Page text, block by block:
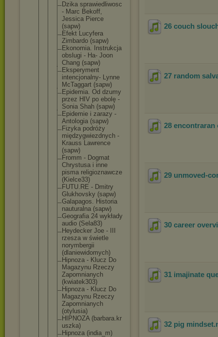
Dzika sprawiedliwosc
- Marc Bekoff,
Jessica Pierce
(sapw)
Efekt Lucyfera
Zimbardo (sapw)
Ekonomia. Instrukcja
obslugi - Ha- Joon
Chang (sapw)
Eksperyment
intencjonal ny- Lynne
McTaggart (sapw)
Epidemia. Od dzumy
przez HIV po ebolę -
Sonia Shah (sapw)
Epidemie i zarazy -
Antologia (sapw)
Fizyka podróży
międzygwiezdnych -
Krauss Lawrence
(sapw)
Fromm - Dogmat
Chrystusa i inne
pisma religioznawcze
(Kielce33)
FUTU.RE - Dmitry
Glukhovsky (sapw)
Galapagos. Historia
nauturalna (sapw)
Geografia 24 wykłady
audio (Sela83)
Heydecker Joe - III
rzesza w świetle
norymbergii
(dlaniewidomych)
Hipnoza - Klucz Do
Magazynu Rzeczy
Zapomnianyc h
(kwiatek303)
Hipnoza - Klucz Do
Magazynu Rzeczy
Zapomnianyc h
(otylusia)
HIPNOZA (barbara.kr
uszka)
Hipnoza (india_m)
26 couch
27 random
28 encontraran
29 unmoved-
30 career
31 imajinate
32 pig mindset